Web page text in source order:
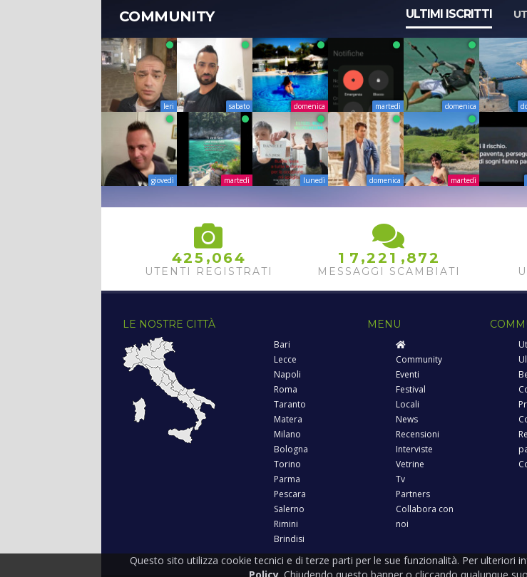
COMMUNITY ULTIMI ISCRITTI
Ieri sabato domenica martedì domenica
giovedì martedì lunedì domenica martedì
425 ,064
UTENTI REGISTRATI
1 7 ,22 1 ,872
MESSAGGI SCAMBIATI
LE NOSTRE CITTÀ
Bari
Lecce
Napoli
Roma
Taranto
Matera
Milano
Bologna
Torino
Parma
Pescara
Salerno
Rimini
Brindisi
MENU
Community
Eventi
Festival
Locali
News
Recensioni
Interviste
Vetrine
Tv
Partners
Collabora con
noi
Questo sito utilizza cookie tecnici e di terze parti per le sue funzionalità. Per ulteriori
Policy. Chiudendo questo banner o cliccando qualunque